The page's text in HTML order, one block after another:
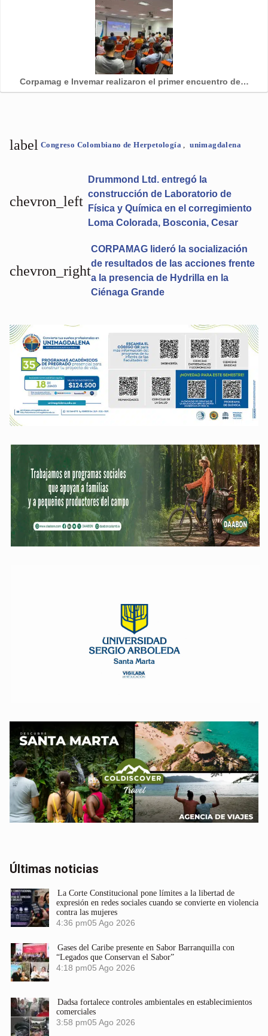
Corpamag e Invemar realizaron el primer encuentro de…
label Congreso Colombiano de Herpetología, unimagdalena
chevron_left
Drummond Ltd. entregó la
construcción de Laboratorio de
Física y Química en el corregimiento
Loma Colorada, Bosconia, Cesar
CORPAMAG lideró la socialización
de resultados de las acciones frente
a la presencia de Hydrilla en la
Ciénaga Grande
chevron_right
Últimas noticias
La Corte Constitucional pone límites a la libertad de
expresión en redes sociales cuando se convierte en violencia
contra las mujeres
4:36 pm05 Ago 2026
Gases del Caribe presente en Sabor Barranquilla con
“Legados que Conservan el Sabor”
4:18 pm05 Ago 2026
Dadsa fortalece controles ambientales en establecimientos
comerciales
3:58 pm05 Ago 2026